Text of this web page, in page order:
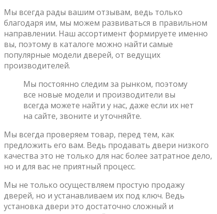
Мы всегда рады вашим отзывам, ведь только
благодаря им, мы можем развиваться в правильном
направлении. Наш ассортимент формируете именно
вы, поэтому в каталоге можно найти самые
популярные модели дверей, от ведущих
производителей.
Мы постоянно следим за рынком, поэтому
все новые модели и производители вы
всегда можете найти у нас, даже если их нет
на сайте, звоните и уточняйте.
Мы всегда проверяем товар, перед тем, как
предложить его вам. Ведь продавать двери низкого
качества это не только для нас более затратное дело,
но и для вас не приятный процесс.
Мы не только осуществляем простую продажу
дверей, но и устанавливаем их под ключ. Ведь
установка двери это достаточно сложный и